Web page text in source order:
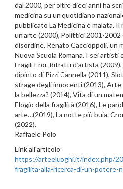
dal 2000, per oltre dieci anni ha
medicina su un quotidiano
pubblicato La Medicina è malata. Il
un’arte (2000), Polittici 2001-2002
disordine. Renato Caccioppoli, un
Nuova Scuola Romana. I sei artisti
Fragili Eroi. Ritratti d’artista
dipinto di Pizzi Cannella (2011),
strage degli innocenti (2013), Arte
la bellezza? (2014), Vita di un
Elogio della fragilità (2016), Le
arte…(2019), La notte più buia.
(2022).
Raffaele Polo
Link all'articolo:
https://arteeluoghi.it/index.php/
fragilita-alla-ricerca-di-un-potere-